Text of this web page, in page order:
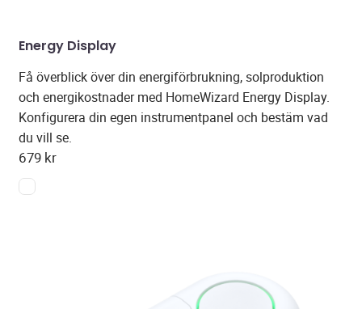
Energy Display
Få överblick över din energiförbrukning, solproduktion
och energikostnader med HomeWizard Energy Display.
Konfigurera din egen instrumentpanel och bestäm vad
du vill se.
679 kr